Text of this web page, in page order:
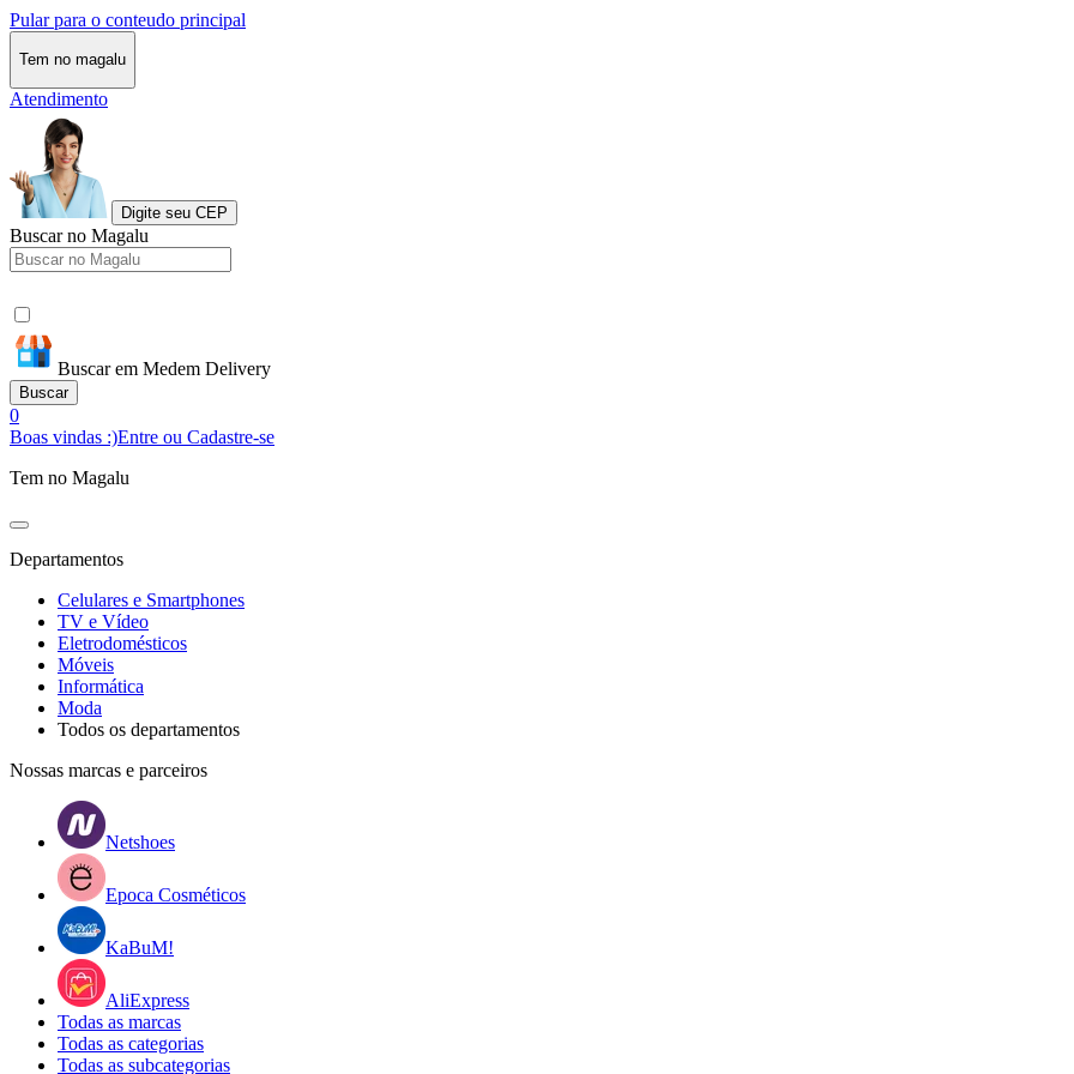
Pular para o conteudo principal
Tem no magalu
Atendimento
Digite seu CEP
Buscar no Magalu
Buscar em Medem Delivery
Buscar
0
Boas vindas :)Entre ou Cadastre-se
Tem no Magalu
Departamentos
Celulares e Smartphones
TV e Vídeo
Eletrodomésticos
Móveis
Informática
Moda
Todos os departamentos
Nossas marcas e parceiros
Netshoes
Epoca Cosméticos
KaBuM!
AliExpress
Todas as marcas
Todas as categorias
Todas as subcategorias